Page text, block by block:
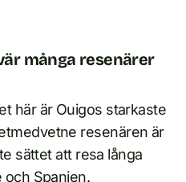
många resenärer
här är Ouigos starkaste
resenären är
sättet att resa långa
och Spanien.